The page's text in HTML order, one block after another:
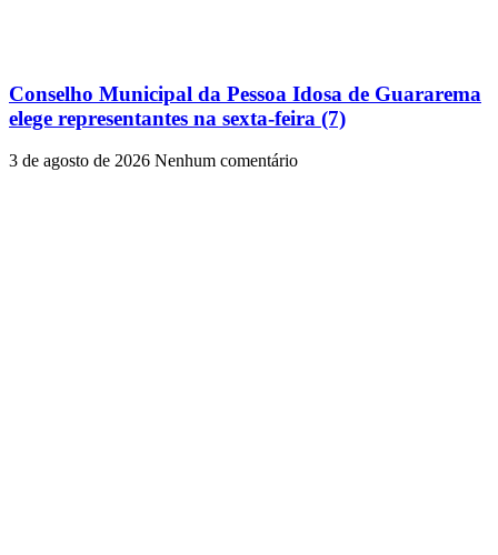
Conselho Municipal da Pessoa Idosa de Guararema
elege representantes na sexta-feira (7)
3 de agosto de 2026 Nenhum comentário